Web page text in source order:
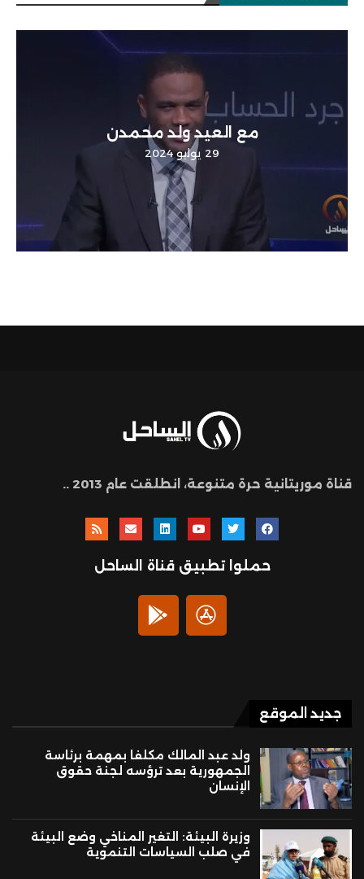
مع العيد ولد محمدن
29 يوليو 2024
قناة موريتانية حرة متنوعة، انطلقت عام 2013 ..
حملوا تطبيق قناة الساحل
جديد الموقع
ولد عبد المالك مكلفا بمهمة برئاسة
الجمهورية بعد ترؤسه لجنة حقوق
الإنسان
وزيرة البيئة: التغير المناخي وضع البيئة
في صلب السياسات التنموية